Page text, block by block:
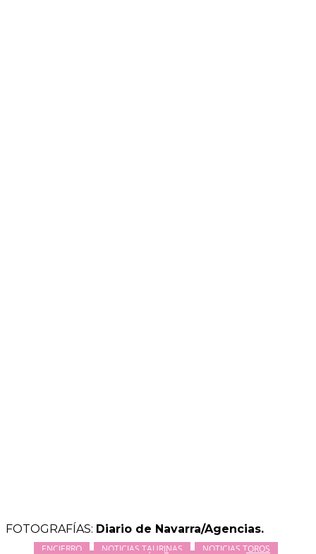
FOTOGRAFÍAS: Diario de Navarra/Agencias.
ENCIERRO NOTICIAS TAURINAS NOTICIAS TOROS